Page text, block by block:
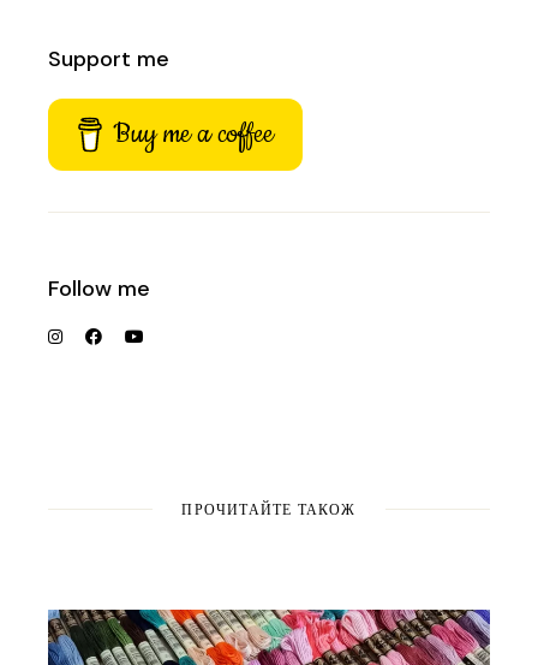
Support me
Buy me a coffee
Follow me
ПРОЧИТАЙТЕ ТАКОЖ